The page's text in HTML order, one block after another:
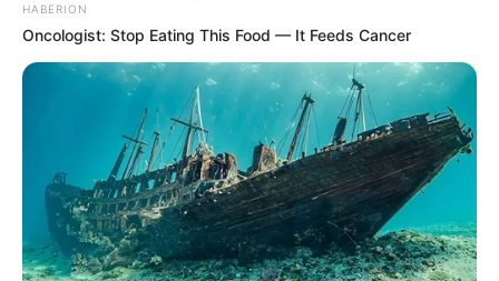
HABERION
Oncologist: Stop Eating This Food — It Feeds Cancer